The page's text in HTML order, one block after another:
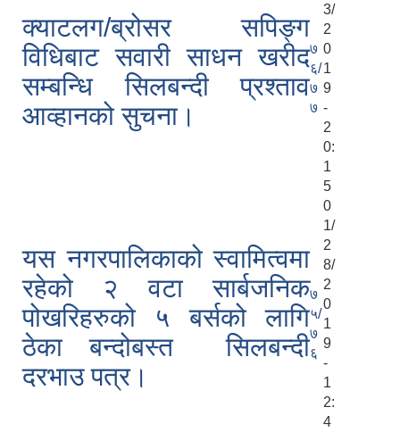
क्याटलग/ब्रोसर सपिङ्ग
विधिबाट सवारी साधन खरीद
सम्बन्धि सिलबन्दी प्रश्ताव
आव्हानको सुचना।
७
६/
७
७
3/
2
0
1
9
-
2
0:
1
5
यस नगरपालिकाको स्वामित्वमा
रहेको २ वटा सार्बजनिक
पोखरिहरुको ५ बर्सको लागि
ठेका बन्दोबस्त सिलबन्दी
दरभाउ पत्र।
७
५/
७
६
0
1/
2
8/
2
0
1
9
-
1
2:
4